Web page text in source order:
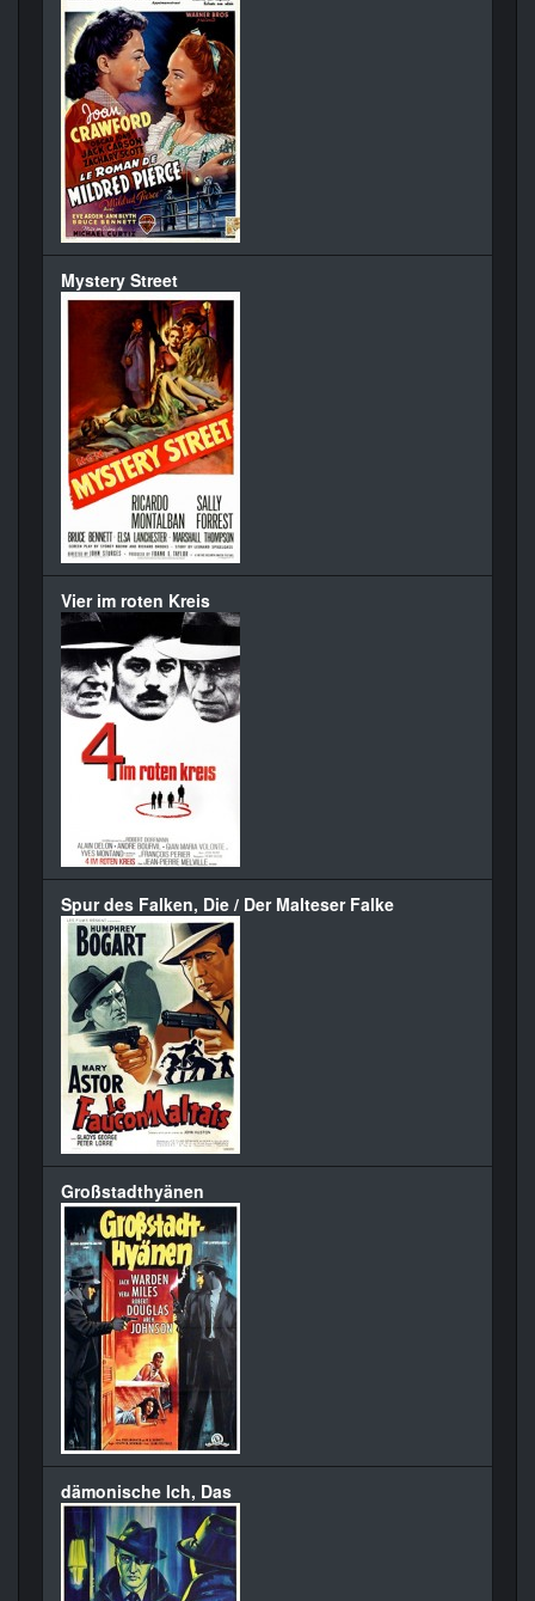
Mystery Street
Vier im roten Kreis
Spur des Falken, Die / Der Malteser Falke
Großstadthyänen
dämonische Ich, Das